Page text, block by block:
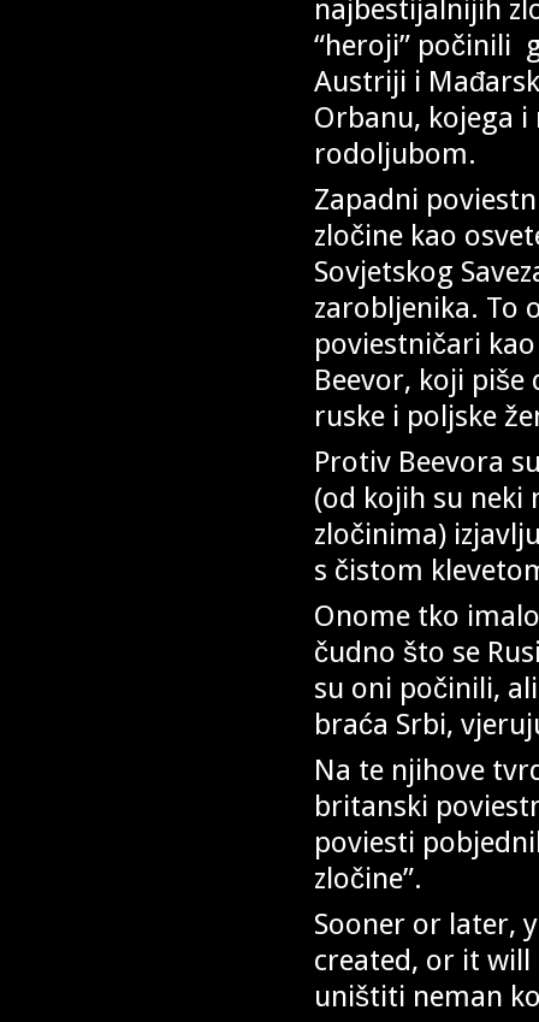
najbestijalnijih
“heroji” počinili
Austriji i
Orbanu, kojega
rodoljubom.
Zapadni
zločine kao
Sovjetskog
zarobljenika. To
poviestničari
Beevor, koji
ruske i poljske
Protiv Beevora
(od kojih su
zločinima)
s čistom
Onome tko
čudno što se
su oni počinili,
braća Srbi,
Na te njihove
britanski
poviesti
zločine”.
Sooner or later,
created, or it will
uništiti neman